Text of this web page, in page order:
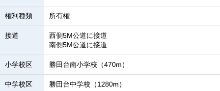
権利種類 所有権
接道
西側5M公道に接道
南側5M公道に接道
小学校区 勝田台南小学校（470m）
中学校区 勝田台中学校（1280m）